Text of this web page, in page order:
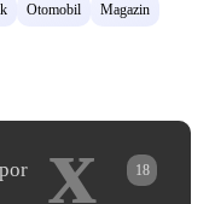
Otomobil
Magazin
x 18